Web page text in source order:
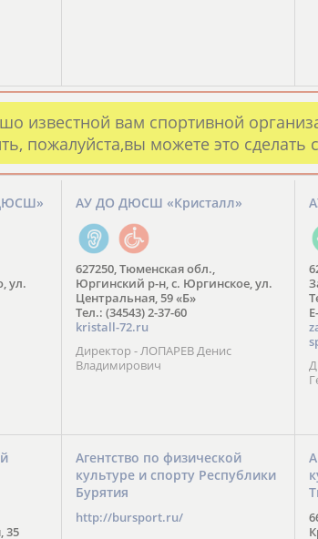
известной вам спортивной
пожалуйста,вы можете это сделать
ул.
АУ ДО ДЮСШ «Кристалл»
627250, Тюменская обл.,
Юргинский р-н, с. Юргинское, ул.
Центральная, 59 «Б»
Тел.: (34543) 2-37-60
kristall-72.ru
Директор - ЛОПАРЕВ Денис
Владимирович
35
Агентство по физической
культуре и спорту Республики
Бурятия
http://bursport.ru/